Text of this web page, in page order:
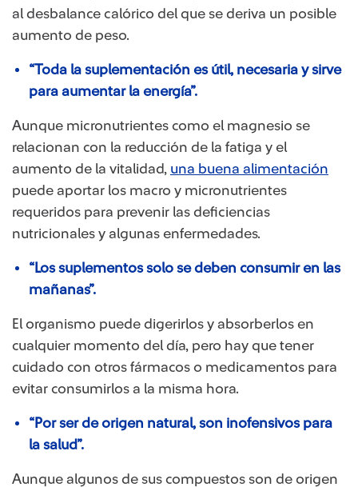
al desbalance calórico del que se deriva un posible
aumento de peso.
“Toda la suplementación es útil, necesaria y sirve
para aumentar la energía”.
Aunque micronutrientes como el magnesio se
relacionan con la reducción de la fatiga y el
aumento de la vitalidad, una buena alimentación
puede aportar los macro y micronutrientes
requeridos para prevenir las deficiencias
nutricionales y algunas enfermedades.
“Los suplementos solo se deben consumir en las
mañanas”.
El organismo puede digerirlos y absorberlos en
cualquier momento del día, pero hay que tener
cuidado con otros fármacos o medicamentos para
evitar consumirlos a la misma hora.
“Por ser de origen natural, son inofensivos para
la salud”.
Aunque algunos de sus compuestos son de origen